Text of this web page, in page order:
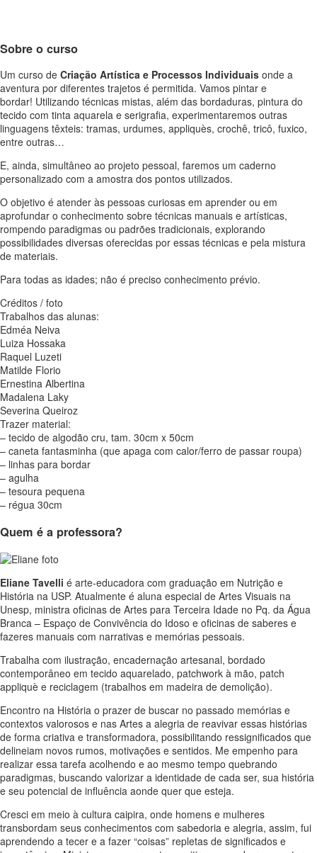
Sobre o curso
Um curso de Criação Artística e Processos Individuais onde a
aventura por diferentes trajetos é permitida. Vamos pintar e
bordar! Utilizando técnicas mistas, além das bordaduras, pintura do
tecido com tinta aquarela e serigrafia, experimentaremos outras
linguagens têxteis: tramas, urdumes, appliquès, crochê, tricô, fuxico,
entre outras…
E, ainda, simultâneo ao projeto pessoal, faremos um caderno
personalizado com a amostra dos pontos utilizados.
O objetivo é atender às pessoas curiosas em aprender ou em
aprofundar o conhecimento sobre técnicas manuais e artísticas,
rompendo paradigmas ou padrões tradicionais, explorando
possibilidades diversas oferecidas por essas técnicas e pela mistura
de materiais.
Para todas as idades; não é preciso conhecimento prévio.
Créditos / foto
Trabalhos das alunas:
Edméa Neiva
Luiza Hossaka
Raquel Luzeti
Matilde Florio
Ernestina Albertina
Madalena Laky
Severina Queiroz
Trazer material:
– tecido de algodão cru, tam. 30cm x 50cm
– caneta fantasminha (que apaga com calor/ferro de passar roupa)
– linhas para bordar
– agulha
– tesoura pequena
– régua 30cm
Quem é a professora?
Eliane Tavelli é arte-educadora com graduação em Nutrição e
História na USP. Atualmente é aluna especial de Artes Visuais na
Unesp, ministra oficinas de Artes para Terceira Idade no Pq. da Água
Branca – Espaço de Convivência do Idoso e oficinas de saberes e
fazeres manuais com narrativas e memórias pessoais.
Trabalha com ilustração, encadernação artesanal, bordado
contemporâneo em tecido aquarelado, patchwork à mão, patch
appliquè e reciclagem (trabalhos em madeira de demolição).
Encontro na História o prazer de buscar no passado memórias e
contextos valorosos e nas Artes a alegria de reavivar essas histórias
de forma criativa e transformadora, possibilitando ressignificados que
delineiam novos rumos, motivações e sentidos. Me empenho para
realizar essa tarefa acolhendo e ao mesmo tempo quebrando
paradigmas, buscando valorizar a identidade de cada ser, sua história
e seu potencial de influência aonde quer que esteja.
Cresci em meio à cultura caipira, onde homens e mulheres
transbordam seus conhecimentos com sabedoria e alegria, assim, fui
aprendendo a tecer e a fazer “coisas” repletas de significados e